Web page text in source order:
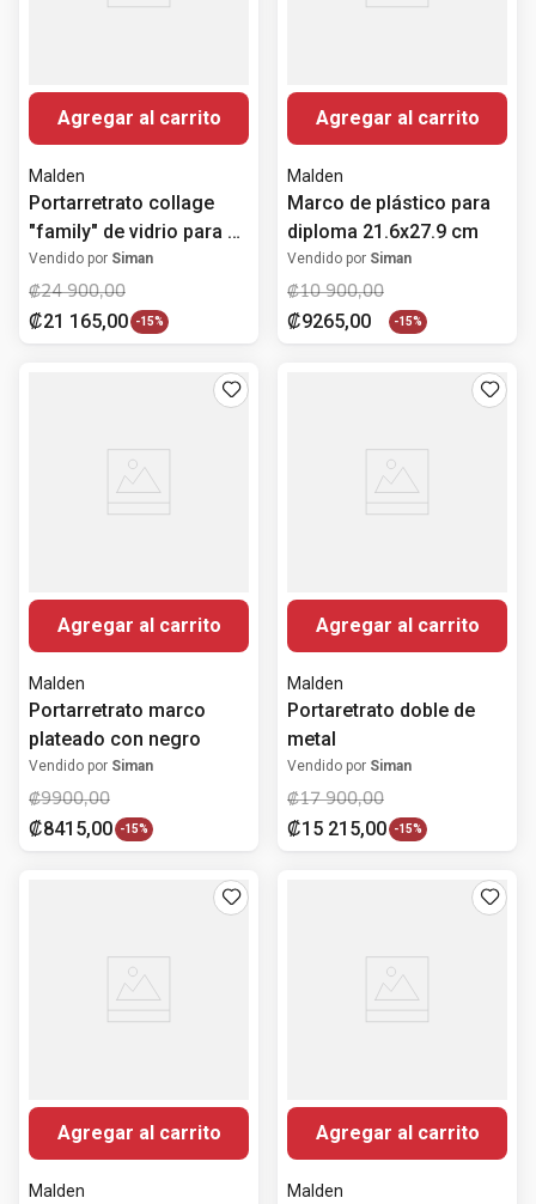
Agregar al carrito
Malden
Portarretrato collage
"family" de vidrio para 3
fotos 10.2x15.2 cm
Vendido por Siman
₡24 900,00
₡21 165,00 -15%
Agregar al carrito
Malden
Marco de plástico para
diploma 21.6x27.9 cm
Vendido por Siman
₡10 900,00
₡9265,00 -15%
Agregar al carrito
Malden
Portarretrato marco
plateado con negro
Vendido por Siman
₡9900,00
₡8415,00 -15%
Agregar al carrito
Malden
Portaretrato doble de
metal
Vendido por Siman
₡17 900,00
₡15 215,00 -15%
Agregar al carrito
Malden
Agregar al carrito
Malden